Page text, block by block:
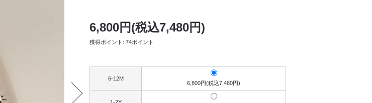
6,800円(税込7,480円)
獲得ポイント: 74ポイント
6-12M
6,800円(税込7,480円)